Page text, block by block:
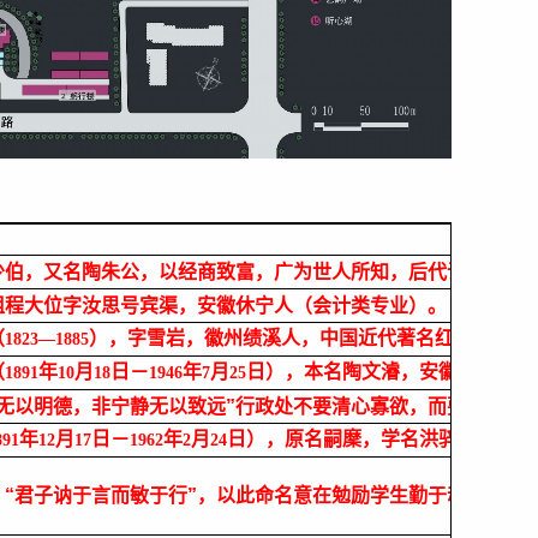
伯，又名陶朱公，以经商致富，广为世人所知，后代许多生意
大位字汝思号宾渠，安徽休宁人（会计类专业）。
1823—1885），字雪岩，徽州绩溪人，中国近代著名红顶商人。
1891年10月 18 日－1946年7月 25 日），本名陶文濬，安徽歙县人
以明德，非宁静无以致远”行政处不要清心寡欲，而要昭显道
年12月 17 日－1962年2月 24 日），原名嗣穈，学名洪骍，字希
君子讷于言而敏于行”，以此命名意在勉励学生勤于动手、